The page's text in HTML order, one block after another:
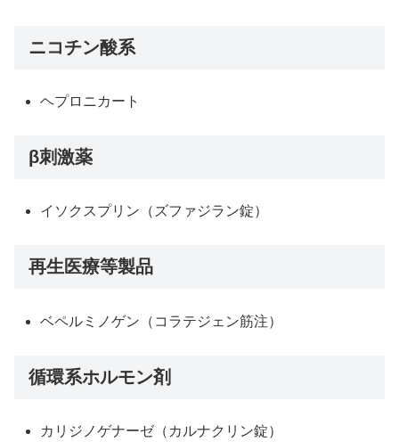
ニコチン酸系
ヘプロニカート
β刺激薬
イソクスプリン（ズファジラン錠）
再生医療等製品
ベペルミノゲン（コラテジェン筋注）
循環系ホルモン剤
カリジノゲナーゼ（カルナクリン錠）